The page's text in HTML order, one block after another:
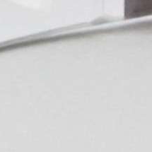
1 556,20 Kč bez DPH
Do košíku